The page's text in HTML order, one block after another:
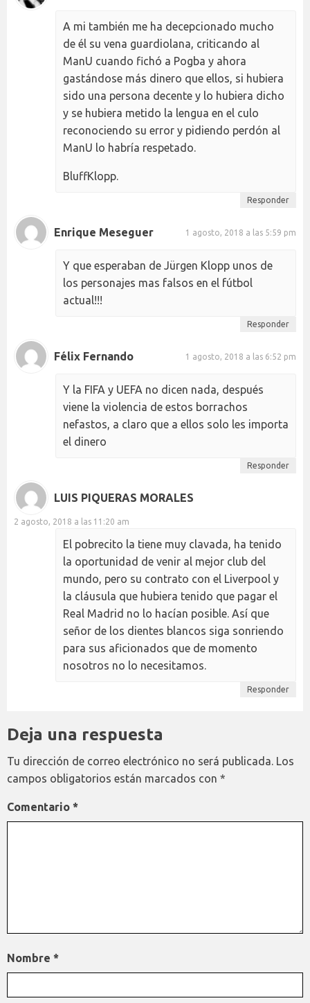
A mi también me ha decepcionado mucho
de él su vena guardiolana, criticando al
ManU cuando fichó a Pogba y ahora
gastándose más dinero que ellos, si hubiera
sido una persona decente y lo hubiera dicho
y se hubiera metido la lengua en el culo
reconociendo su error y pidiendo perdón al
ManU lo habría respetado.
BluffKlopp.
Responder
Enrique Meseguer 1 agosto, 2018 a las 5:59 pm
Y que esperaban de Jürgen Klopp unos de
los personajes mas falsos en el fútbol
actual!!!
Responder
Félix Fernando 1 agosto, 2018 a las 6:52 pm
Y la FIFA y UEFA no dicen nada, después
viene la violencia de estos borrachos
nefastos, a claro que a ellos solo les importa
el dinero
Responder
LUIS PIQUERAS MORALES
2 agosto, 2018 a las 11:20 am
El pobrecito la tiene muy clavada, ha tenido
la oportunidad de venir al mejor club del
mundo, pero su contrato con el Liverpool y
la cláusula que hubiera tenido que pagar el
Real Madrid no lo hacían posible. Así que
señor de los dientes blancos siga sonriendo
para sus aficionados que de momento
nosotros no lo necesitamos.
Responder
Deja una respuesta
Tu dirección de correo electrónico no será publicada. Los
campos obligatorios están marcados con *
Comentario *
Nombre *